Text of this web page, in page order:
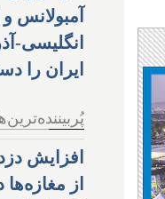
آمبولانس
انگلیسی-
ایران را
افزایش
از مغازه‌ها